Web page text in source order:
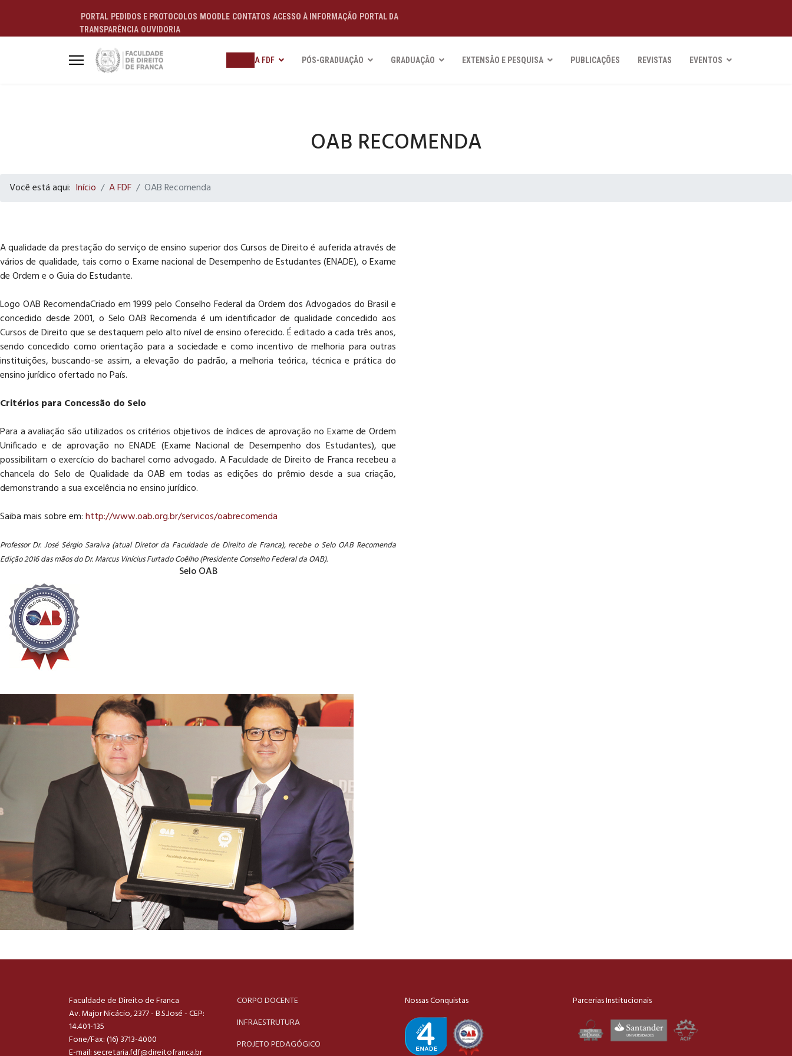
PORTAL PEDIDOS E PROTOCOLOS MOODLE CONTATOS ACESSO À INFORMAÇÃO PORTAL DA
TRANSPARÊNCIA OUVIDORIA
A FDF PÓS-GRADUAÇÃO GRADUAÇÃO EXTENSÃO E PESQUISA PUBLICAÇÕES REVISTAS EVENTOS
OAB RECOMENDA
Você está aqui: Início A FDF OAB Recomenda
A qualidade da prestação do serviço de ensino superior dos Cursos de Direito é auferida através de
vários de qualidade, tais como o Exame nacional de Desempenho de Estudantes (ENADE), o Exame
de Ordem e o Guia do Estudante.
Logo OAB RecomendaCriado em 1999 pelo Conselho Federal da Ordem dos Advogados do Brasil e
concedido desde 2001, o Selo OAB Recomenda é um identificador de qualidade concedido aos
Cursos de Direito que se destaquem pelo alto nível de ensino oferecido. É editado a cada três anos,
sendo concedido como orientação para a sociedade e como incentivo de melhoria para outras
instituições, buscando-se assim, a elevação do padrão, a melhoria teórica, técnica e prática do
ensino jurídico ofertado no País.
Critérios para Concessão do Selo
Para a avaliação são utilizados os critérios objetivos de índices de aprovação no Exame de Ordem
Unificado e de aprovação no ENADE (Exame Nacional de Desempenho dos Estudantes), que
possibilitam o exercício do bacharel como advogado. A Faculdade de Direito de Franca recebeu a
chancela do Selo de Qualidade da OAB em todas as edições do prêmio desde a sua criação,
demonstrando a sua excelência no ensino jurídico.
Saiba mais sobre em:http://www.oab.org.br/servicos/oabrecomenda
Professor Dr. José Sérgio Saraiva (atual Diretor da Faculdade de Direito de Franca), recebe o Selo OAB Recomenda
Edição 2016 das mãos do Dr. Marcus Vinícius Furtado Coêlho (Presidente Conselho Federal da OAB).
Selo OAB
Faculdade de Direito de Franca
Av. Major Nicácio, 2377 - B.S.José - CEP:
14.401-135
Fone/Fax: (16) 3713-4000
E-mail: secretaria.fdf@direitofranca.br
CORPO DOCENTE
INFRAESTRUTURA
PROJETO PEDAGÓGICO
Nossas Conquistas Parcerias Institucionais